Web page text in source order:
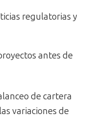
regulatorias y
antes de
de cartera
variaciones de